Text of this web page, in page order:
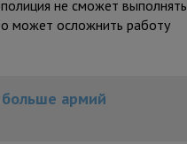
не сможет выполнять
может осложнить работу
больше армий